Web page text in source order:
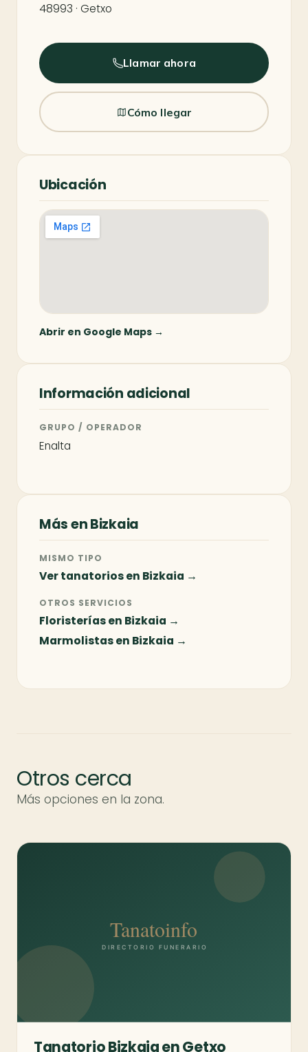
48993 · Getxo
Llamar ahora
Cómo llegar
Ubicación
Abrir en Google Maps →
Información adicional
GRUPO / OPERADOR
Enalta
Más en Bizkaia
MISMO TIPO
Ver tanatorios en Bizkaia →
OTROS SERVICIOS
Floristerías en Bizkaia →
Marmolistas en Bizkaia →
Otros cerca
Más opciones en la zona.
Tanatorio Bizkaia en Getxo